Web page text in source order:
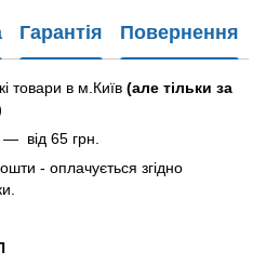
Гарантія Повернення
товари в м.Київ (але тільки за
від 65 грн.
- оплачується згідно